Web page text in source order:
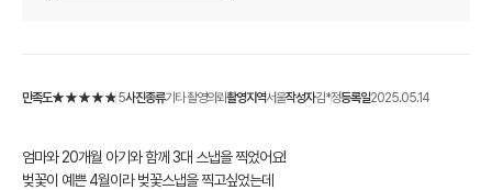
만족도 5사진종류기타 촬영의뢰촬영지역서울작성자김*정등록일2025.05.14
엄마와 20개월 아기와 함께 3대 스냅을 찍었어요!
벚꽃이 예쁜 4월이라 벚꽃스냅을 찍고싶었는데